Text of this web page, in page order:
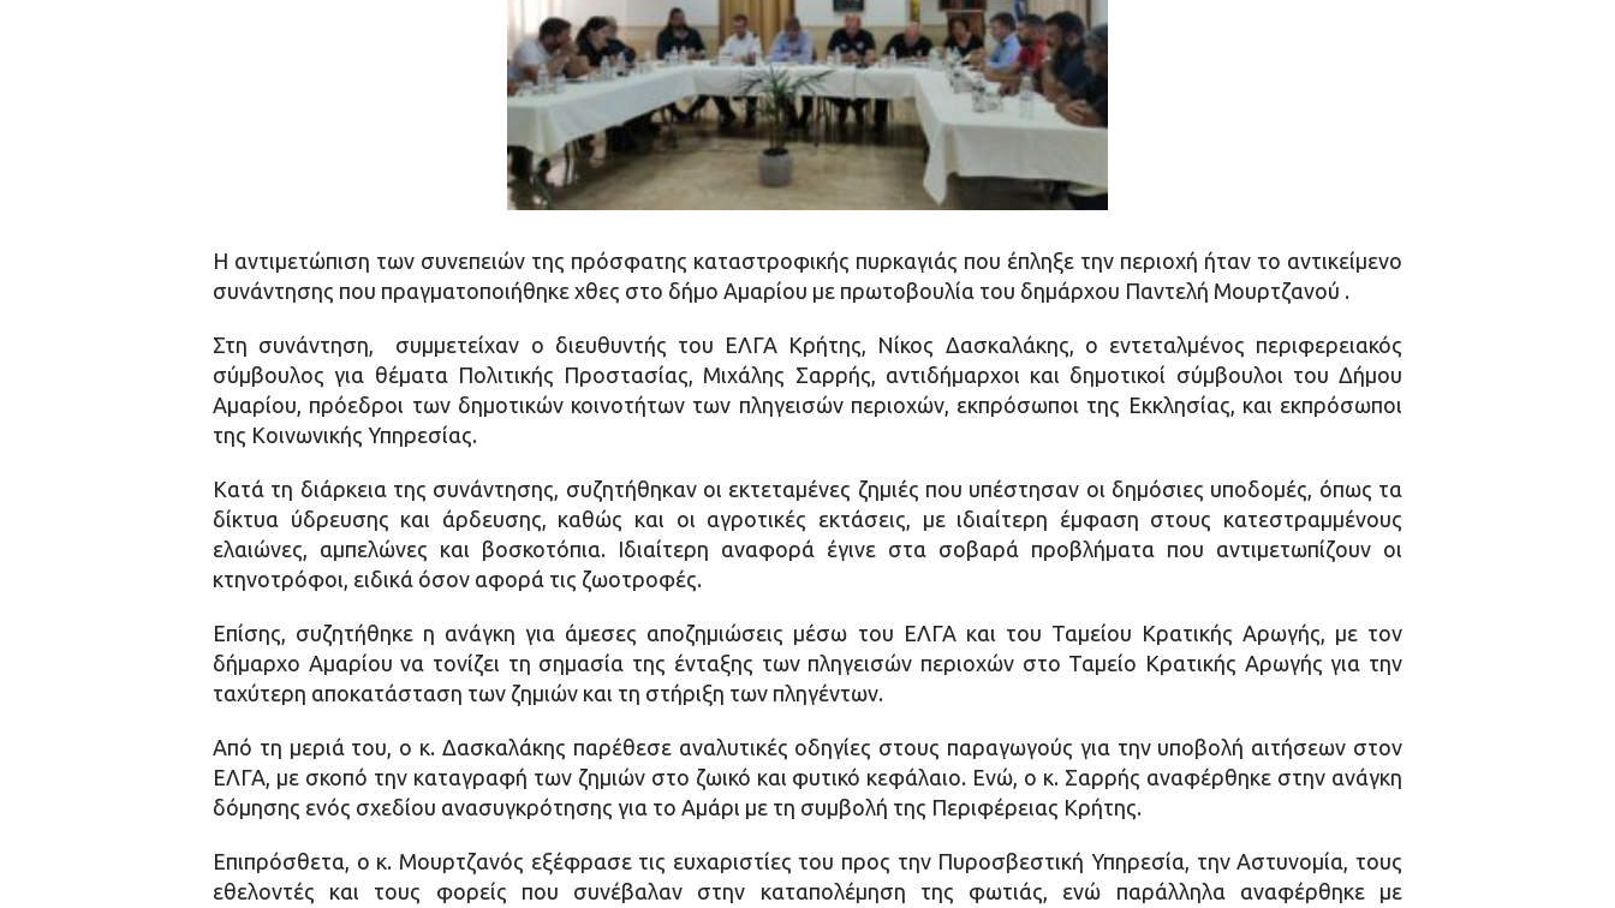
Η αντιμετώπιση των συνεπειών της πρόσφατης καταστροφικής πυρκαγιάς που έπληξε την περιοχή ήταν το αντικείμενο
συνάντησης που πραγματοποιήθηκε χθες στο δήμο Αμαρίου με πρωτοβουλία του δημάρχου Παντελή Μουρτζανού .
Στη συνάντηση, συμμετείχαν ο διευθυντής του ΕΛΓΑ Κρήτης, Νίκος Δασκαλάκης, ο εντεταλμένος περιφερειακός
σύμβουλος για θέματα Πολιτικής Προστασίας, Μιχάλης Σαρρής, αντιδήμαρχοι και δημοτικοί σύμβουλοι του Δήμου
Αμαρίου, πρόεδροι των δημοτικών κοινοτήτων των πληγεισών περιοχών, εκπρόσωποι της Εκκλησίας, και εκπρόσωποι
της Κοινωνικής Υπηρεσίας.
Κατά τη διάρκεια της συνάντησης, συζητήθηκαν οι εκτεταμένες ζημιές που υπέστησαν οι δημόσιες υποδομές, όπως τα
δίκτυα ύδρευσης και άρδευσης, καθώς και οι αγροτικές εκτάσεις, με ιδιαίτερη έμφαση στους κατεστραμμένους
ελαιώνες, αμπελώνες και βοσκοτόπια. Ιδιαίτερη αναφορά έγινε στα σοβαρά προβλήματα που αντιμετωπίζουν οι
κτηνοτρόφοι, ειδικά όσον αφορά τις ζωοτροφές.
Επίσης, συζητήθηκε η ανάγκη για άμεσες αποζημιώσεις μέσω του ΕΛΓΑ και του Ταμείου Κρατικής Αρωγής, με τον
δήμαρχο Αμαρίου να τονίζει τη σημασία της ένταξης των πληγεισών περιοχών στο Ταμείο Κρατικής Αρωγής για την
ταχύτερη αποκατάσταση των ζημιών και τη στήριξη των πληγέντων.
Από τη μεριά του, ο κ. Δασκαλάκης παρέθεσε αναλυτικές οδηγίες στους παραγωγούς για την υποβολή αιτήσεων στον
ΕΛΓΑ, με σκοπό την καταγραφή των ζημιών στο ζωικό και φυτικό κεφάλαιο. Ενώ, ο κ. Σαρρής αναφέρθηκε στην ανάγκη
δόμησης ενός σχεδίου ανασυγκρότησης για το Αμάρι με τη συμβολή της Περιφέρειας Κρήτης.
Επιπρόσθετα, ο κ. Μουρτζανός εξέφρασε τις ευχαριστίες του προς την Πυροσβεστική Υπηρεσία, την Αστυνομία, τους
εθελοντές και τους φορείς που συνέβαλαν στην καταπολέμηση της φωτιάς, ενώ παράλληλα αναφέρθηκε με